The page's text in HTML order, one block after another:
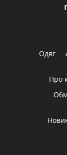
Одяг
Про